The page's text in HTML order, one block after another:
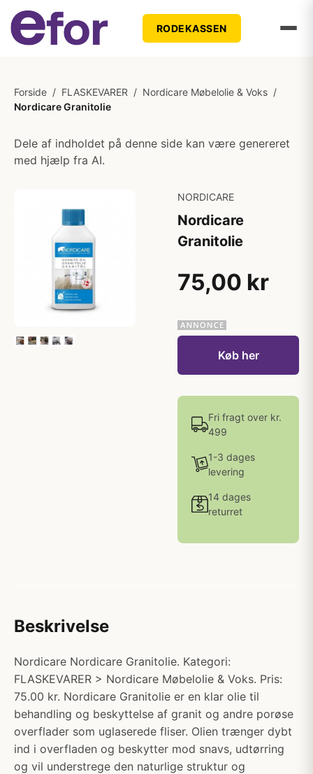
RODEKASSEN
Forside / FLASKEVARER / Nordicare Møbelolie & Voks /
Nordicare Granitolie
Dele af indholdet på denne side kan være genereret
med hjælp fra AI.
NORDICARE
Nordicare
Granitolie
75,00 kr
Køb her
Fri fragt over kr.
499
1-3 dages
levering
14 dages
returret
Beskrivelse
Nordicare Nordicare Granitolie. Kategori:
FLASKEVARER > Nordicare Møbelolie & Voks. Pris:
75.00 kr. Nordicare Granitolie er en klar olie til
behandling og beskyttelse af granit og andre porøse
overflader som uglaserede fliser. Olien trænger dybt
ind i overfladen og beskytter mod snavs, udtørring
og vil understrege den naturlige struktur og